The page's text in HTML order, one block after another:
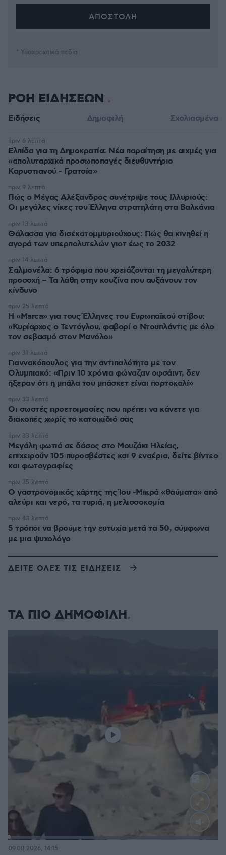
* Υποχρεωτικά πεδία
ΡΟΗ ΕΙΔΗΣΕΩΝ
Ειδήσεις Δημοφιλή Σχολιασμένα
Ελπίδα για τη Δημοκρατία: Νέα παραίτηση με αιχμές για
«απολυταρχικά προσωποπαγές διευθυντήριο
Καρυστιανού - Γρατσία»
πριν 6 λεπτά
Πώς ο Μέγας Αλέξανδρος συνέτριψε τους Ιλλυριούς:
Οι μεγάλες νίκες του Έλληνα στρατηλάτη στα Βαλκάνια
πριν 9 λεπτά
Θάλασσα για δισεκατομμυριούχους: Πώς θα κινηθεί η
αγορά των υπερπολυτελών γιοτ έως το 2032
πριν 13 λεπτά
Σαλμονέλα: 6 τρόφιμα που χρειάζονται τη μεγαλύτερη
προσοχή – Τα λάθη στην κουζίνα που αυξάνουν τον
κίνδυνο
πριν 14 λεπτά
Η «Marca» για τους Έλληνες του Ευρωπαϊκού στίβου:
«Κυρίαρχος ο Τεντόγλου, φαβορί ο Ντουπλάντις με όλο
τον σεβασμό στον Μανόλο»
πριν 25 λεπτά
Γιαννακόπουλος για την αντιπαλότητα με τον
Ολυμπιακό: «Πριν 10 χρόνια φώναζαν οφσάιντ, δεν
ήξεραν ότι η μπάλα του μπάσκετ είναι πορτοκαλί»
πριν 31 λεπτά
Οι σωστές προετοιμασίες που πρέπει να κάνετε για
διακοπές χωρίς το κατοικίδιό σας
πριν 33 λεπτά
Μεγάλη φωτιά σε δάσος στο Μουζάκι Ηλείας,
επιχειρούν 105 πυροσβέστες και 9 εναέρια, δείτε βίντεο
και φωτογραφίες
πριν 33 λεπτά
Ο γαστρονομικός χάρτης της Ίου -Μικρά «θαύματα» από
αλεύρι και νερό, τα τυριά, η μελισσοκομία
πριν 35 λεπτά
5 τρόποι να βρούμε την ευτυχία μετά τα 50, σύμφωνα
με μια ψυχολόγο
πριν 43 λεπτά
ΔΕΙΤΕ ΟΛΕΣ ΤΙΣ ΕΙΔΗΣΕΙΣ
ΤΑ ΠΙΟ ΔΗΜΟΦΙΛΗ
Loaded:
09.08.2026, 14:15